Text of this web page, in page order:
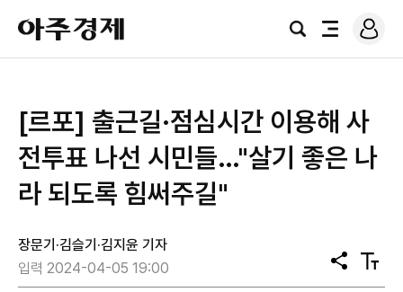
아
주
경
검
전
로
그
[르포] 출근길·점심시간 이용해 사
전투표 나선 시민들…"살기 좋은 나
라 되도록 힘써주길"
장문기·김슬기·김지윤 기자
입력 2024-04-05 19:00
공
유
텍
스